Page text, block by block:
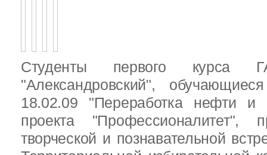
Студенты первого
"Александровский",
18.02.09 "Переработка нефти и
проекта "Профессионалитет",
творческой и познавательной